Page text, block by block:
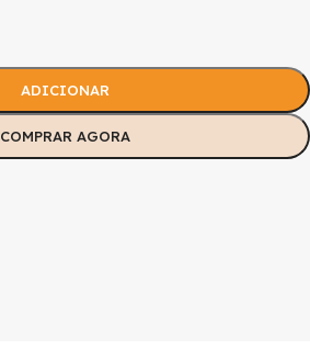
ADICIONAR
COMPRAR AGORA